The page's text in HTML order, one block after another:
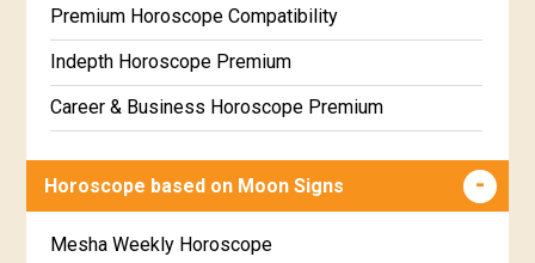
Free Weekly Rashifal
Free Star Horoscope
Free panchanga Predictions
Free Chinese Horoscope
Free Personal Horoscope
Premium Horoscope Compatibility
Indepth Horoscope Premium
Career & Business Horoscope Premium
Marriage Horoscope Premium
Premium Gem Recommendation Report
Horoscope based on Moon Signs
Mesha Weekly Horoscope